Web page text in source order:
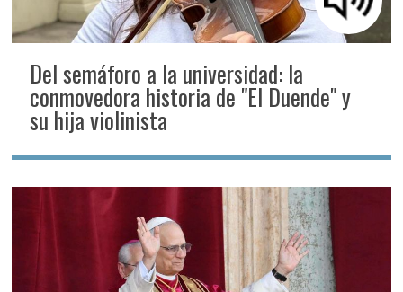
Del semáforo a la universidad: la
conmovedora historia de "El Duende" y
su hija violinista